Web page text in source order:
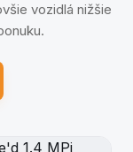
vozidlá nižšie